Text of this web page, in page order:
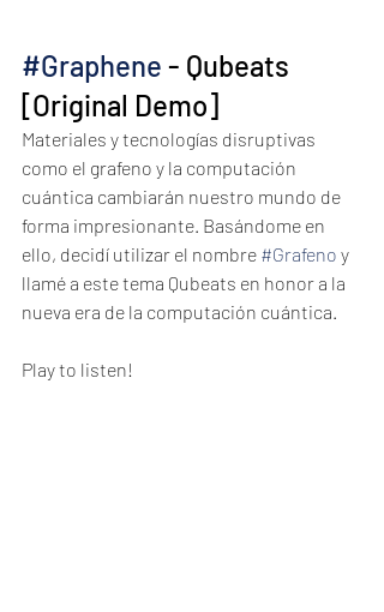
#Graphene - Qubeats
[Original Demo]
Materiales y tecnologías disruptivas
como el grafeno y la computación
cuántica cambiarán nuestro mundo de
forma impresionante. Basándome en
ello, decidí utilizar el nombre #Grafeno y
llamé a este tema Qubeats en honor a la
nueva era de la computación cuántica.
Play to listen!